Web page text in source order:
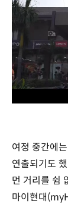
/
여정 중간에
연출되기도
먼 거리를 쉼
마이현대